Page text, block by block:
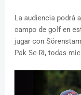
La audiencia podrá
campo de golf en
jugar con
Pak Se-Ri, todas